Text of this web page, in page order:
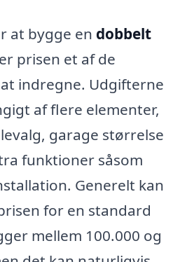
at bygge en dobbelt
prisen et af de
indregne. Udgifterne
af flere elementer,
garage størrelse
funktioner såsom
Generelt kan
for en standard
mellem 100.000 og